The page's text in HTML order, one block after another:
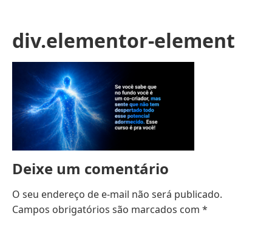
div.elementor-element
Deixe um comentário
O seu endereço de e-mail não será publicado.
Campos obrigatórios são marcados com *